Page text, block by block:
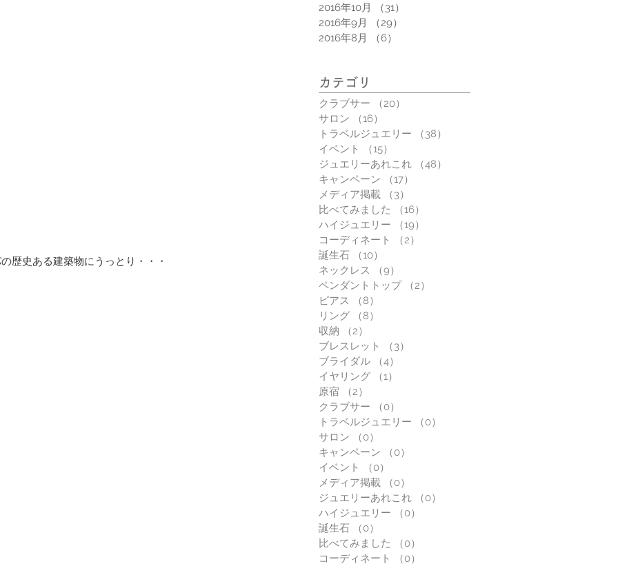
歴史ある建築物にうっとり・・・
2016年10月
（31）
2016年9月
（29）
2016年8月
（6）
カテゴリ
クラブサー （20）
サロン
（16）
トラベルジュエリー
（38）
イベント
（15）
ジュエリーあれこれ
（48）
キャンペーン
（17）
メディア掲載
（3）
比べてみました
（16）
ハイジュエリー
（19）
コーディネート
（2）
誕生石
（10）
ネックレス
（9）
ペンダントトップ
（2）
ピアス
（8）
リング
（8）
収納
（2）
ブレスレット
（3）
ブライダル
（4）
イヤリング
（1）
原宿
（2）
クラブサー
（0）
トラベルジュエリー
（0）
サロン
（0）
キャンペーン
（0）
イベント
（0）
メディア掲載
（0）
ジュエリーあれこれ
（0）
ハイジュエリー
（0）
誕生石
（0）
比べてみました
（0）
コーディネート
（0）